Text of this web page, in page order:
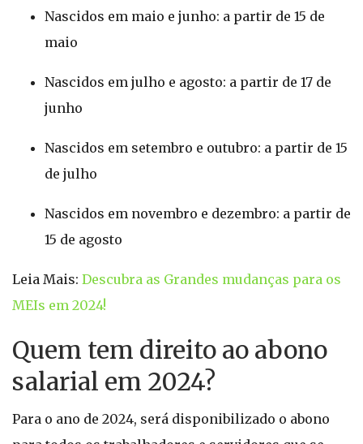
Nascidos em maio e junho: a partir de 15 de
maio
Nascidos em julho e agosto: a partir de 17 de
junho
Nascidos em setembro e outubro: a partir de 15
de julho
Nascidos em novembro e dezembro: a partir de
15 de agosto
Leia Mais: Descubra as Grandes mudanças para os
MEIs em 2024!
Quem tem direito ao abono
salarial em 2024?
Para o ano de 2024, será disponibilizado o abono